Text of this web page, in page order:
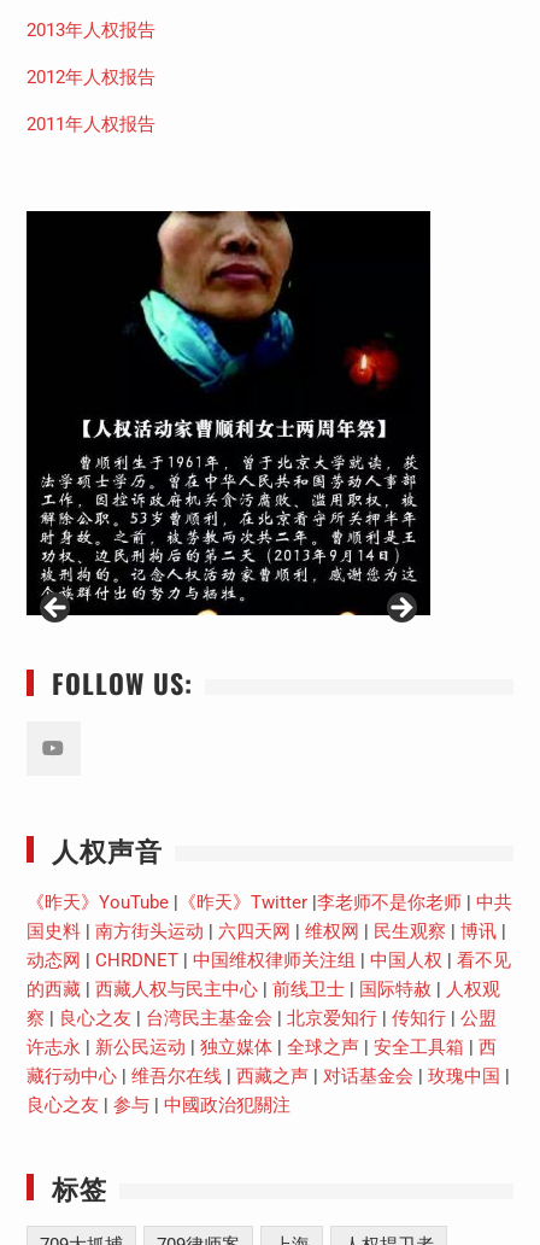
2013年人权报告
2012年人权报告
2011年人权报告
FOLLOW US:
人权声音
《昨天》YouTube| 《昨天》Twitter|李老师不是你老师| 中共
国史料| 南方街头运动 | 六四天网 | 维权网 | 民生观察 | 博讯|
动态网 | CHRDNET| 中国维权律师关注组 | 中国人权 | 看不见
的西藏| 西藏人权与民主中心| 前线卫士| 国际特赦 | 人权观
察 | 良心之友 | 台湾民主基金会 | 北京爱知行| 传知行| 公盟
许志永 | 新公民运动 | 独立媒体| 全球之声| 安全工具箱 | 西
藏行动中心| 维吾尔在线| 西藏之声| 对话基金会 | 玫瑰中国 |
良心之友 | 参与| 中國政治犯關注
标签